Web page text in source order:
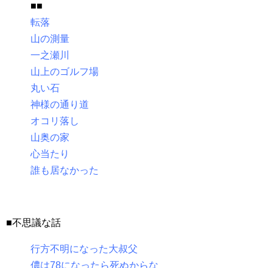
■■
転落
山の測量
一之瀬川
山上のゴルフ場
丸い石
神様の通り道
オコリ落し
山奥の家
心当たり
誰も居なかった
■不思議な話
行方不明になった大叔父
儂は78になったら死ぬからな